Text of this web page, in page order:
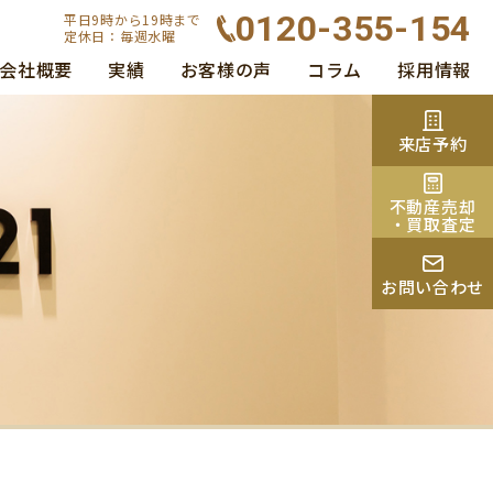
平日9時から19時まで
定休日：毎週水曜
0120-355-154
会社概要 実績 お客様の声 コラム 採用情報
来店予約
不動産売却
・買取査定
お問い合わせ